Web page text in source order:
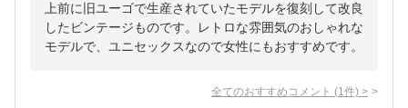
上前に旧ユーゴで生産されていたモデルを復刻して改良
したビンテージものです。レトロな雰囲気のおしゃれな
モデルで、ユニセックスなので女性にもおすすめです。
全てのおすすめコメント (1 件) >